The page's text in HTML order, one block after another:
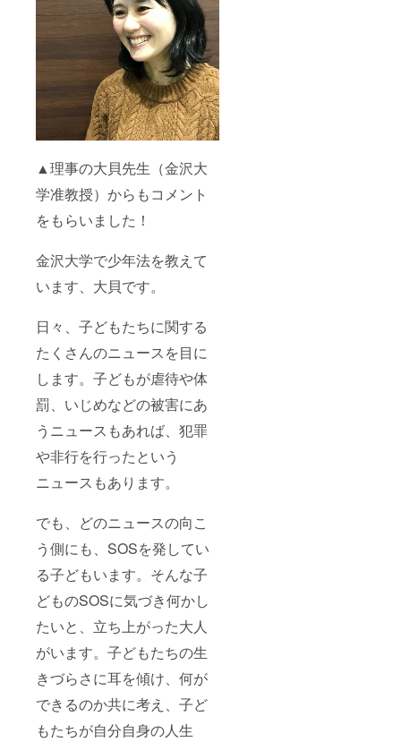
▲理事の大貝先生（金沢大
学准教授）からもコメント
をもらいました！
金沢大学で少年法を教えて
います、大貝です。
日々、子どもたちに関する
たくさんのニュースを目に
します。子どもが虐待や体
罰、いじめなどの被害にあ
うニュースもあれば、犯罪
や非行を行ったという
ニュースもあります。
でも、どのニュースの向こ
う側にも、SOSを発してい
る子どもいます。そんな子
どものSOSに気づき何かし
たいと、立ち上がった大人
がいます。子どもたちの生
きづらさに耳を傾け、何が
できるのか共に考え、子ど
もたちが自分自身の人生